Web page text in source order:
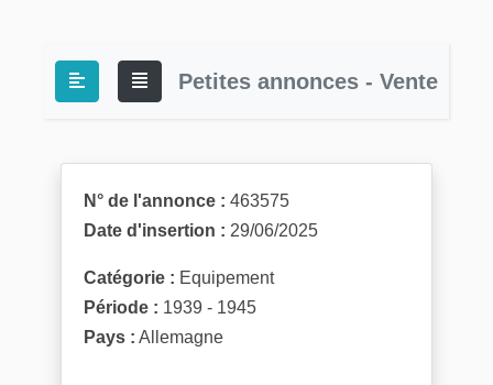
Petites annonces - Vente
N° de l'annonce : 463575
Date d'insertion : 29/06/2025
Catégorie : Equipement
Période : 1939 - 1945
Pays : Allemagne